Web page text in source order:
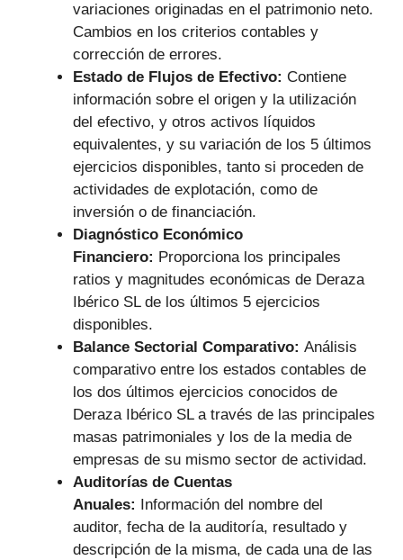
variaciones originadas en el patrimonio neto.
Cambios en los criterios contables y
corrección de errores.
Estado de Flujos de Efectivo: Contiene
información sobre el origen y la utilización
del efectivo, y otros activos líquidos
equivalentes, y su variación de los 5 últimos
ejercicios disponibles, tanto si proceden de
actividades de explotación, como de
inversión o de financiación.
Diagnóstico Económico
Financiero: Proporciona los principales
ratios y magnitudes económicas de Deraza
Ibérico SL de los últimos 5 ejercicios
disponibles.
Balance Sectorial Comparativo: Análisis
comparativo entre los estados contables de
los dos últimos ejercicios conocidos de
Deraza Ibérico SL a través de las principales
masas patrimoniales y los de la media de
empresas de su mismo sector de actividad.
Auditorías de Cuentas
Anuales: Información del nombre del
auditor, fecha de la auditoría, resultado y
descripción de la misma, de cada una de las